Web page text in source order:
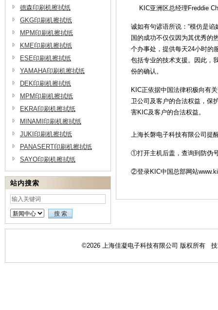
德森印刷机擦拭纸
GKG印刷机擦拭纸
MPM印刷机擦拭纸
KME印刷机擦拭纸
ESE印刷机擦拭纸
YAMAHA印刷机擦拭纸
DEK印刷机擦拭纸
MPM印刷机擦拭纸
EKRA印刷机擦拭纸
MINAMI印刷机擦拭纸
JUKI印刷机擦拭纸
PANASERT印刷机擦拭纸
SAYO印刷机擦拭纸
站内搜索
KIC亚洲区总经理Freddie
诚如有句谚语所说：“模仿是
国的成功不仅仅因为其优秀的
个办事处，提供每天24小时的
包括专业的技术支援。因此，
份的确认。
KIC正依据中国法律积极向有
卫公司及客户的合法权益，保
害KIC及客户的合法权益。
上海长磐电子科技有限公司提
①打开主机后盖，查询到防伪
②登录KIC中国总部网站
©2026 上海佳凝电子科技有限公司 版权所有